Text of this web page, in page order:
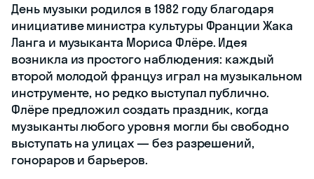
День музыки родился в 1982 году благодаря
инициативе министра культуры Франции Жака
Ланга и музыканта Мориса Флёре. Идея
возникла из простого наблюдения: каждый
второй молодой француз играл на музыкальном
инструменте, но редко выступал публично.
Флёре предложил создать праздник, когда
музыканты любого уровня могли бы свободно
выступать на улицах — без разрешений,
гонораров и барьеров.